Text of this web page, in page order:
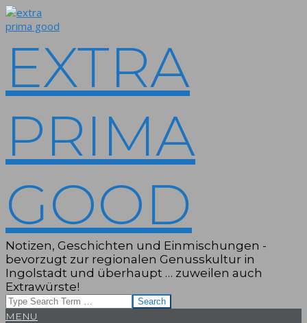
Skip
to
EXTRA
PRIMA
GOOD
Notizen, Geschichten und Einmischungen -
bevorzugt zur regionalen Genusskultur in
Ingolstadt und überhaupt … zuweilen auch
Extrawürste!
Search
Primary
MENU